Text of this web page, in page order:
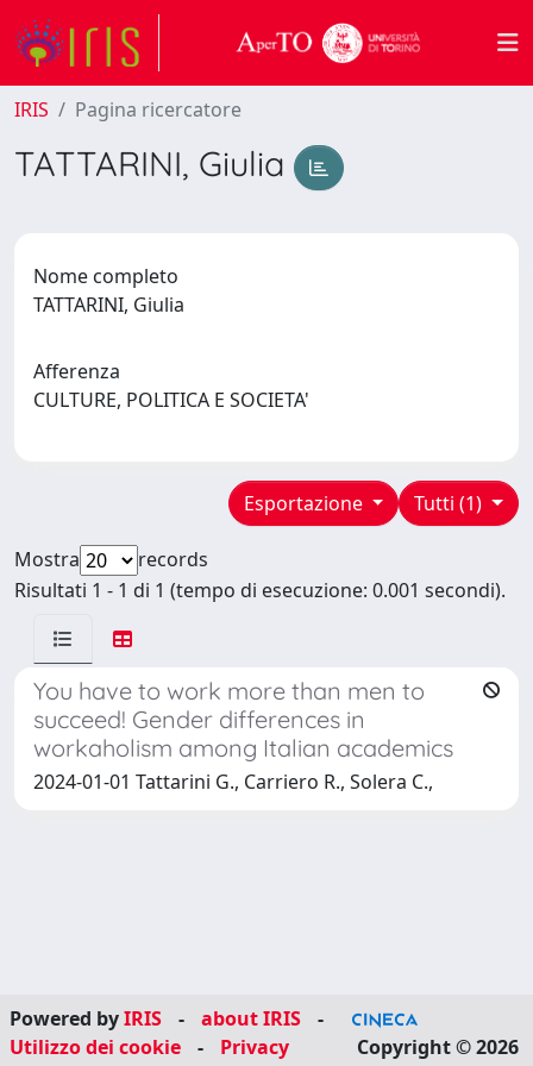
IRIS Pagina ricercatore
TATTARINI, Giulia
Nome completo
TATTARINI, Giulia
Afferenza
CULTURE, POLITICA E SOCIETA'
Tutti (1)
Esportazione
Mostra
records
Risultati 1 - 1 di 1 (tempo di esecuzione: 0.001 secondi).
You have to work more than men to
succeed! Gender differences in
workaholism among Italian academics
2024-01-01 Tattarini G., Carriero R., Solera C.,
Powered byIRIS - about IRIS
-
Utilizzo dei cookie
- Privacy Copyright © 2026